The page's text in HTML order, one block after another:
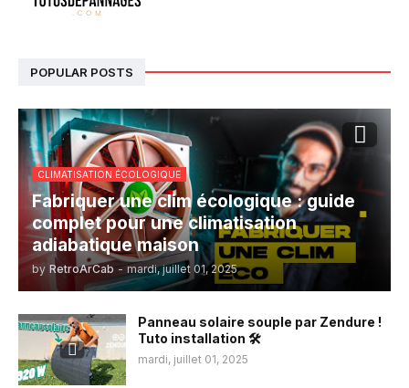
POPULAR POSTS
CLIMATISATION ÉCOLOGIQUE
Fabriquer une clim écologique : guide
complet pour une climatisation
adiabatique maison
by RetroArCab - mardi, juillet 01, 2025
Panneau solaire souple par Zendure !
Tuto installation 🛠️
mardi, juillet 01, 2025